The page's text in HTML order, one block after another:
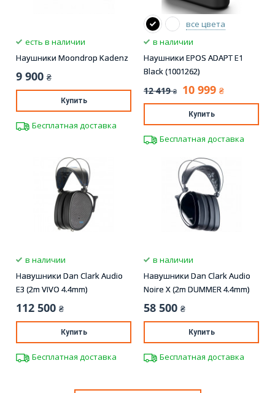
есть в наличии
Наушники Moondrop Kadenz
9 900 ₴
Купить
Бесплатная доставка
все цвета
в наличии
Наушники EPOS ADAPT E1
Black (1001262)
12 419 ₴ 10 999 ₴
Купить
Бесплатная доставка
в наличии
Навушники Dan Clark Audio
E3 (2m VIVO 4.4mm)
112 500 ₴
Купить
Бесплатная доставка
в наличии
Навушники Dan Clark Audio
Noire X (2m DUMMER 4.4mm)
58 500 ₴
Купить
Бесплатная доставка